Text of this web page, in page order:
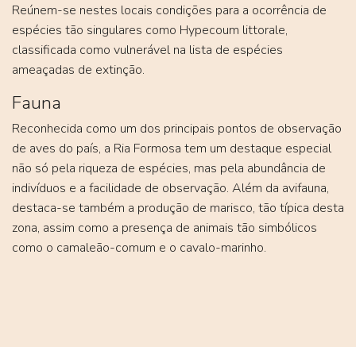
Reúnem-se nestes locais condições para a ocorrência de
espécies tão singulares como Hypecoum littorale,
classificada como vulnerável na lista de espécies
ameaçadas de extinção.
Fauna
Reconhecida como um dos principais pontos de observação
de aves do país, a Ria Formosa tem um destaque especial
não só pela riqueza de espécies, mas pela abundância de
indivíduos e a facilidade de observação. Além da avifauna,
destaca-se também a produção de marisco, tão típica desta
zona, assim como a presença de animais tão simbólicos
como o camaleão-comum e o cavalo-marinho.